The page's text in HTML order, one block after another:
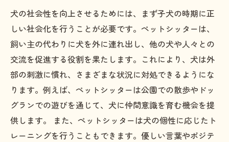
犬の社会性を向上させるためには、まず子犬の時期に正
しい社会化を行うことが必要です。ペットシッターは、
飼い主の代わりに犬を外に連れ出し、他の犬や人々との
交流を促進する役割を果たします。これにより、犬は外
部の刺激に慣れ、さまざまな状況に対処できるようにな
ります。例えば、ペットシッターは公園での散歩やドッ
グランでの遊びを通じて、犬に仲間意識を育む機会を提
供します。 また、ペットシッターは犬の個性に応じたト
レーニングを行うこともできます。優しい言葉やポジテ